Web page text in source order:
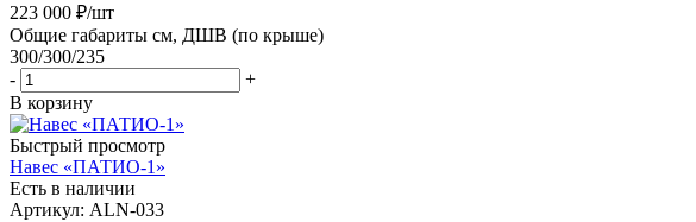
223 000 ₽/шт
Общие габариты см, ДШВ (по крыше)
300/300/235
-
+
В корзину
Быстрый просмотр
Навес «ПАТИО-1»
Есть в наличии
Артикул: ALN-033